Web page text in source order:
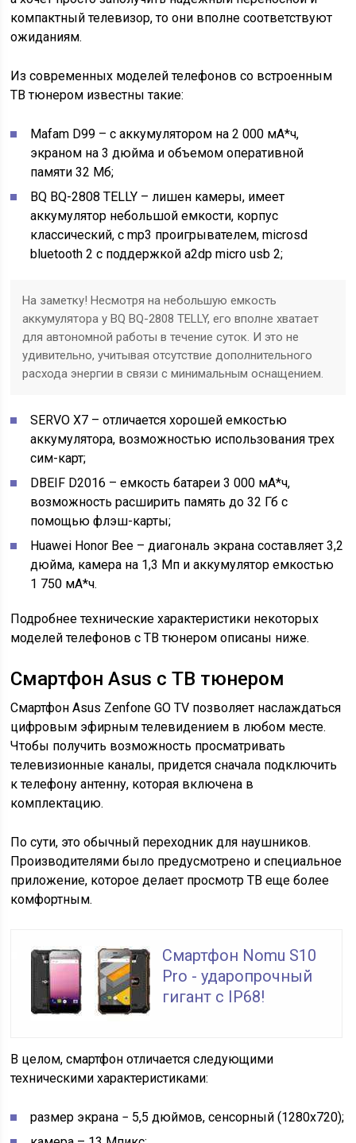
компактный телевизор, то они вполне соответствуют
ожиданиям.
Из современных моделей телефонов со встроенным
ТВ тюнером известны такие:
Mafam D99 – с аккумулятором на 2 000 мА*ч,
экраном на 3 дюйма и объемом оперативной
памяти 32 Мб;
BQ BQ-2808 TELLY – лишен камеры, имеет
аккумулятор небольшой емкости, корпус
классический, с mp3 проигрывателем, microsd
bluetooth 2 с поддержкой a2dp micro usb 2;
На заметку! Несмотря на небольшую емкость
аккумулятора у BQ BQ-2808 TELLY, его вполне хватает
для автономной работы в течение суток. И это не
удивительно, учитывая отсутствие дополнительного
расхода энергии в связи с минимальным оснащением.
SERVO X7 – отличается хорошей емкостью
аккумулятора, возможностью использования трех
сим-карт;
DBEIF D2016 – емкость батареи 3 000 мА*ч,
возможность расширить память до 32 Гб с
помощью флэш-карты;
Huawei Honor Bee – диагональ экрана составляет 3,2
дюйма, камера на 1,3 Мп и аккумулятор емкостью
1 750 мА*ч.
Подробнее технические характеристики некоторых
моделей телефонов с ТВ тюнером описаны ниже.
Смартфон Asus с ТВ тюнером
Смартфон Asus Zenfone GO TV позволяет наслаждаться
цифровым эфирным телевидением в любом месте.
Чтобы получить возможность просматривать
телевизионные каналы, придется сначала подключить
к телефону антенну, которая включена в
комплектацию.
По сути, это обычный переходник для наушников.
Производителями было предусмотрено и специальное
приложение, которое делает просмотр ТВ еще более
комфортным.
Смартфон Nomu S10
Pro - ударопрочный
гигант с IP68!
В целом, смартфон отличается следующими
техническими характеристиками:
размер экрана − 5,5 дюймов, сенсорный (1280х720);